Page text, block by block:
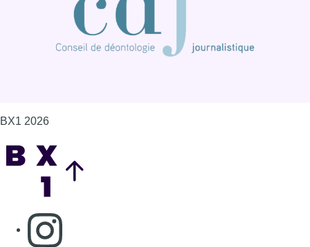
BX1 2026
Consulter page Instagram